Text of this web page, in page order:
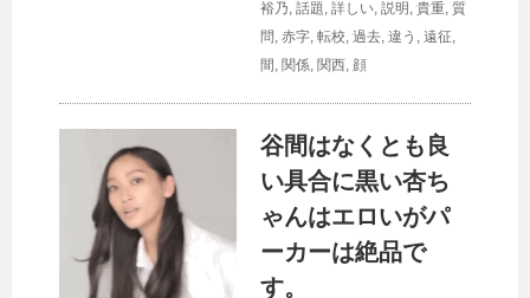
裕乃, 話題, 詳しい, 説明 , 貴重, 質
問, 赤字, 転校, 過去, 違う , 遠征,
間 , 関係, 関西, 顔
谷間はなくとも良
い具合に黒い杏ち
ゃんはエロいがパ
ーカーは絶品で
す。